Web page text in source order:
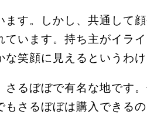
す。しかし、共通して
います。持ち主がイラ
笑顔に見えるというわけ
るぼぼで有名な地です
さるぼぼは購入できる